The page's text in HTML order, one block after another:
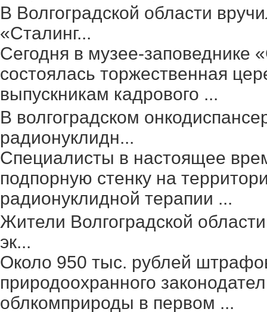
В Волгоградской области
«Сталинг...
Сегодня в музее-заповеднике
состоялась торжественная
выпускникам кадрового ...
В волгоградском
радионуклидн...
Специалисты в настоящее
подпорную стенку на
радионуклидной терапии ...
Жители Волгоградской
эк...
Около 950 тыс. рублей
природоохранного
облкомприроды в первом ...